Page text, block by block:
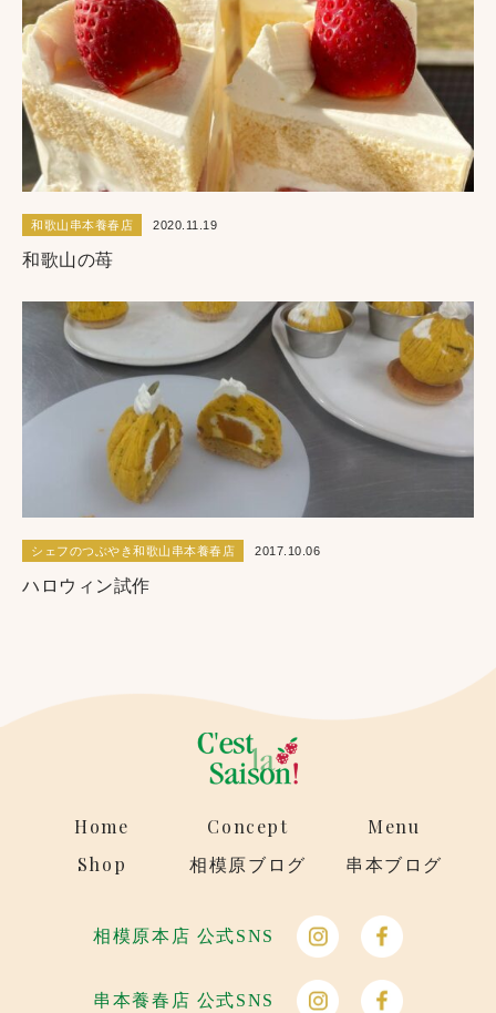
和歌山串本養春店 2020.11.19
和歌山の苺
シェフのつぶやき和歌山串本養春店 2017.10.06
ハロウィン試作
Home Concept
Menu
Shop
相模原ブログ 串本ブログ
相模原本店 公式SNS
串本養春店 公式SNS